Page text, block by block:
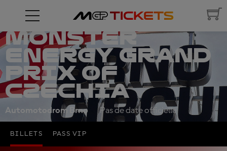
MONSTER
ENERGY GRAND
PRIX OF
CZECHIA
Automotodrom Brno Pas de date officielle
BILLETS PASS VIP